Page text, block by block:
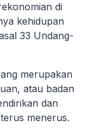
di
kehidupan
33 Undang-
merupakan
atau badan
dan
menerus.